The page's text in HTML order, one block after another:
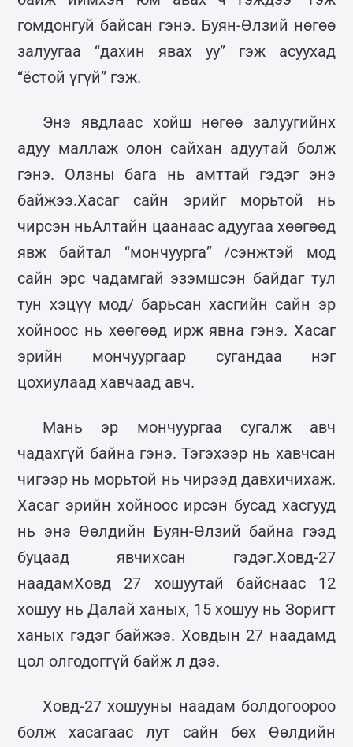
гомдонгуй байсан гэнэ. Буян-Өлзий нөгөө
залуугаа “дахин явах уу” гэж асуухад
“ёстой үгүй” гэж.
Энэ явдлаас хойш нөгөө залуугийнх
адуу маллаж олон сайхан адуутай болж
гэнэ. Олзны бага нь амттай гэдэг энэ
байжээ.Хасаг сайн эрийг морьтой нь
чирсэн ньАлтайн цаанаас адуугаа хөөгөөд
явж байтал “мончуурга” /сэнжтэй мод
сайн эрс чадамгай эзэмшсэн байдаг тул
тун хэцүү мод/ барьсан хасгийн сайн эр
хойноос нь хөөгөөд ирж явна гэнэ. Хасаг
эрийн мончуургаар сугандаа нэг
цохиулаад хавчаад авч.
Мань эр мончуургаа сугалж авч
чадахгүй байна гэнэ. Тэгэхээр нь хавчсан
чигээр нь морьтой нь чирээд давхичихаж.
Хасаг эрийн хойноос ирсэн бусад хасгууд
нь энэ Өөлдийн Буян-Өлзий байна гээд
буцаад явчихсан гэдэг.Xовд-27
наадамХовд 27 хошуутай байснаас 12
хошуу нь Далай ханых, 15 хошуу нь Зоригт
ханых гэдэг байжээ. Ховдын 27 наадамд
цол олгодоггүй байж л дээ.
Ховд-27 хошууны наадам болдогоороо
болж хасагаас лут сайн бөх Өөлдийн